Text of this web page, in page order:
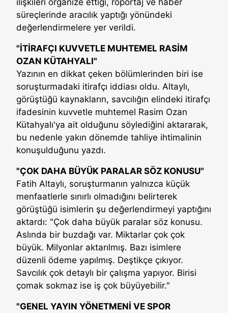
süreçlerinde aracılık yaptığı yönündeki
değerlendirmelere yer verildi.
"İTİRAFÇI KUVVETLE MUHTEMEL RASİM
OZAN KÜTAHYALI"
Yazının en dikkat çeken bölümlerinden biri ise
soruşturmadaki itirafçı iddiası oldu. Altaylı,
görüştüğü kaynakların, savcılığın elindeki itirafçı
ifadesinin kuvvetle muhtemel Rasim Ozan
Kütahyalı'ya ait olduğunu söylediğini aktararak,
bu nedenle yakın dönemde tahliye ihtimalinin
konuşulduğunu yazdı.
"ÇOK DAHA BÜYÜK PARALAR SÖZ KONUSU"
Fatih Altaylı, soruşturmanın yalnızca küçük
menfaatlerle sınırlı olmadığını belirterek
görüştüğü isimlerin şu değerlendirmeyi yaptığını
aktardı: "Çok daha büyük paralar söz konusu.
Aslında bir buzdağı var. Miktarlar çok çok
büyük. Milyonlar aktarılmış. Bazı isimlere
düzenli ödeme yapılmış. Deştikçe çıkıyor.
Savcılık çok detaylı bir çalışma yapıyor. Birisi
çomak sokmaz ise iş çok büyüyebilir."
"GENEL YAYIN YÖNETMENİ VE SPOR